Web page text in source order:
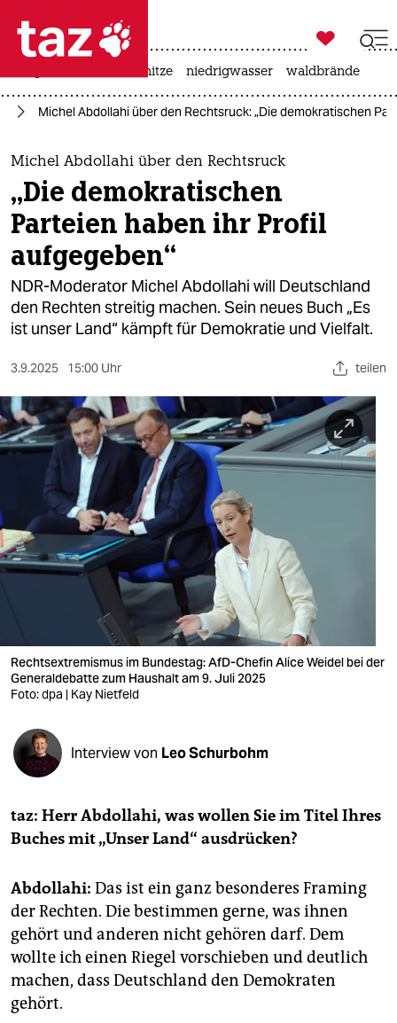
 taz zahl ich
taz zahl ich
themen
politik
öko
gesellschaft
kultur
sport
berlin
nord
wahrheit
verlag
verlag
veranstaltungen
fragen & hilfe
unterstützen
abo
genossenschaft

taz zahl ich
hitze niedrigwasser waldbrände
Michel Abdollahi über den Rechtsruck: „Die demokratischen
Michel Abdollahi über den Rechtsruck
„Die demokratischen
Parteien haben ihr Profil
aufgegeben“
NDR-Moderator Michel Abdollahi will Deutschland
den Rechten streitig machen. Sein neues Buch „Es
ist unser Land“ kämpft für Demokratie und Vielfalt.
3.9.2025 15:00 Uhr teilen
Rechtsextremismus im Bundestag: AfD-Chefin Alice Weidel bei der
Generaldebatte zum Haushalt am 9. Juli 2025
Foto: dpa | Kay Nietfeld
Interview von Leo Schurbohm
taz: Herr Abdollahi, was wollen Sie im Titel Ihres
Buches mit „Unser Land“ ausdrücken?
Abdollahi: Das ist ein ganz besonderes Framing
der Rechten. Die bestimmen gerne, was ihnen
gehört und anderen nicht gehören darf. Dem
wollte ich einen Riegel vorschieben und deutlich
machen, dass Deutschland den Demokraten
gehört.